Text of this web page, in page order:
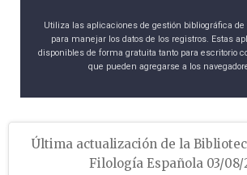
Utiliza las aplicaciones de gestión bibliográfica de
para manejar los datos de los registros. Estas
disponibles de forma gratuita tanto para escritorio
que pueden agregarse a los
Última actualización de la
Filología Española 03/08/